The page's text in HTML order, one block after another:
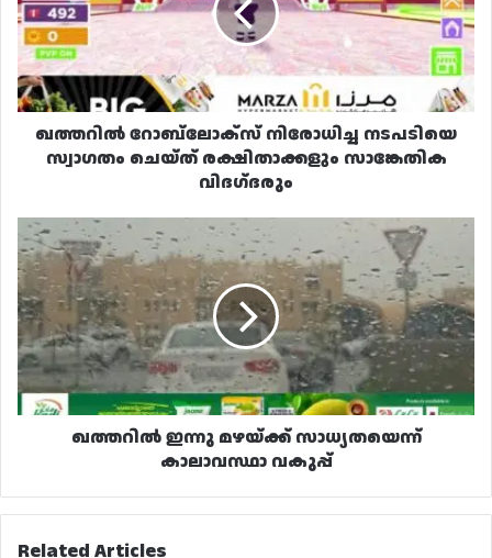
സ്വാഗതം
ചെയ്‌ത്‌
രക്ഷിതാക്കളും
സാങ്കേതിക
വിദഗ്‌ദരും
ഖത്തറിൽ റോബ്‌ലോക്‌സ് നിരോധിച്ച നടപടിയെ
സ്വാഗതം ചെയ്‌ത്‌ രക്ഷിതാക്കളും സാങ്കേതിക
വിദഗ്‌ദരും
ഖത്തറിൽ
ഇന്നു
മഴയ്‌ക്ക്
സാധ്യതയെന്ന്
കാലാവസ്ഥാ
വകുപ്പ്
ഖത്തറിൽ ഇന്നു മഴയ്‌ക്ക് സാധ്യതയെന്ന്
കാലാവസ്ഥാ വകുപ്പ്
Related Articles